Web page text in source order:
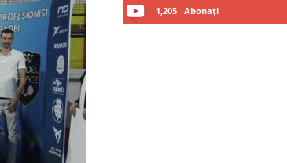
1,205 Abonați